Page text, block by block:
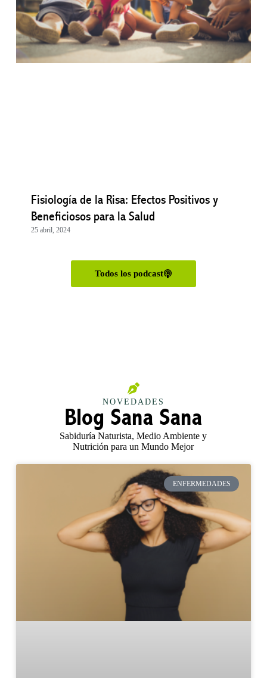
Fisiología de la Risa: Efectos Positivos y
Beneficiosos para la Salud
25 abril, 2024
Todos los podcast
NOVEDADES
Blog Sana Sana
Sabiduría Naturista, Medio Ambiente y
Nutrición para un Mundo Mejor
ENFERMEDADES